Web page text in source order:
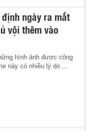
ngày ra mắt
vội thêm vào
hình ảnh được công
này có nhiều lý do ...